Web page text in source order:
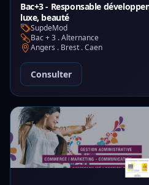
Bac+3 - Responsable
luxe, beauté
SupdeMod
Bac + 3 . Alternance
Angers . Brest . Caen
Consulter